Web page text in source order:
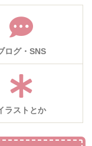
ログ・SNS
ラストとか